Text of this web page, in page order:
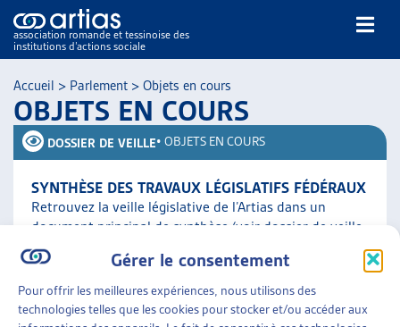
Gérer le consentement
Pour offrir les meilleures expériences, nous utilisons des
technologies telles que les cookies pour stocker et/ou accéder aux
association romande et tessinoise des
institutions d’actions sociale
NOS PUBLICATIONS
DOSSIERS DU MOIS
VEILLE
RESSOURCES
Accueil > Parlement > Objets en cours
OBJETS EN COURS
DOSSIER DE VEILLE• OBJETS EN COURS
SYNTHÈSE DES TRAVAUX LÉGISLATIFS FÉDÉRAUX
Retrouvez la veille législative de l’Artias dans un
document principal de synthèse (voir dossier de veille
complet ci-contre) qui comporte le résumé des objets
traités [...]
Parlement»Objets en cours